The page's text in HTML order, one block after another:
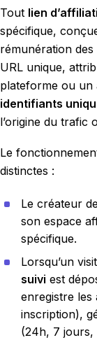
Tout lien
spécifique,
rémunération
URL unique,
plateforme ou un
identifiants
l’origine du trafic
Le
distinctes :
Le créateur
son espace
spécifique.
Lorsqu’un
suivi est
enregistre les
inscription),
(24h, 7 jours,